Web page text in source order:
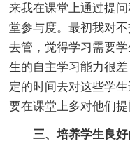
来我在课堂上通过提
堂参与度。最初我对
去管，觉得学习需要
生的自主学习能力很
定的时间去对这些学
要在课堂上多对他们提
三、培养学生良好